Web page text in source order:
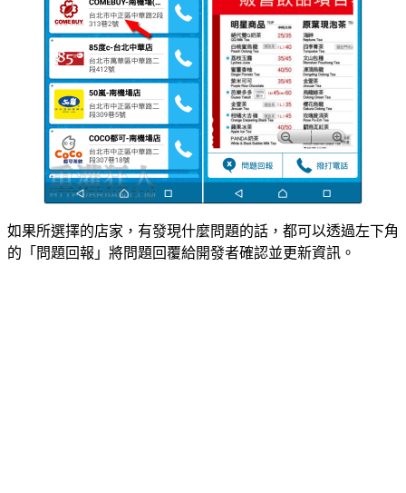
如果所選擇的店家，有發現什麼問題的話，都可以透過左下角
的「問題回報」將問題回覆給開發者確認並更新資訊。